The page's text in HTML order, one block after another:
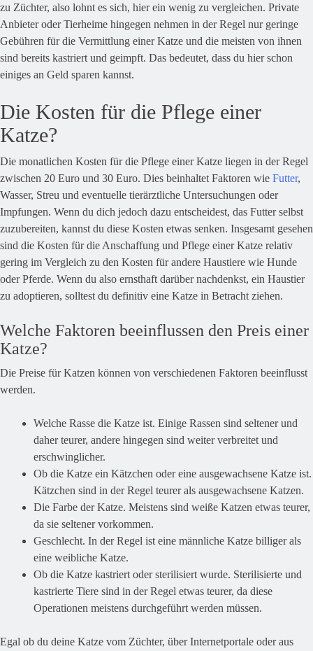
zu Züchter, also lohnt es sich, hier ein wenig zu vergleichen. Private
Anbieter oder Tierheime hingegen nehmen in der Regel nur geringe
Gebühren für die Vermittlung einer Katze und die meisten von ihnen
sind bereits kastriert und geimpft. Das bedeutet, dass du hier schon
einiges an Geld sparen kannst.
Die Kosten für die Pflege einer
Katze?
Die monatlichen Kosten für die Pflege einer Katze liegen in der Regel
zwischen 20 Euro und 30 Euro. Dies beinhaltet Faktoren wie Futter,
Wasser, Streu und eventuelle tierärztliche Untersuchungen oder
Impfungen. Wenn du dich jedoch dazu entscheidest, das Futter selbst
zuzubereiten, kannst du diese Kosten etwas senken. Insgesamt gesehen
sind die Kosten für die Anschaffung und Pflege einer Katze relativ
gering im Vergleich zu den Kosten für andere Haustiere wie Hunde
oder Pferde. Wenn du also ernsthaft darüber nachdenkst, ein Haustier
zu adoptieren, solltest du definitiv eine Katze in Betracht ziehen.
Welche Faktoren beeinflussen den Preis einer
Katze?
Die Preise für Katzen können von verschiedenen Faktoren beeinflusst
werden.
Welche Rasse die Katze ist. Einige Rassen sind seltener und
daher teurer, andere hingegen sind weiter verbreitet und
erschwinglicher.
Ob die Katze ein Kätzchen oder eine ausgewachsene Katze ist.
Kätzchen sind in der Regel teurer als ausgewachsene Katzen.
Die Farbe der Katze. Meistens sind weiße Katzen etwas teurer,
da sie seltener vorkommen.
Geschlecht. In der Regel ist eine männliche Katze billiger als
eine weibliche Katze.
Ob die Katze kastriert oder sterilisiert wurde. Sterilisierte und
kastrierte Tiere sind in der Regel etwas teurer, da diese
Operationen meistens durchgeführt werden müssen.
Egal ob du deine Katze vom Züchter, über Internetportale oder aus